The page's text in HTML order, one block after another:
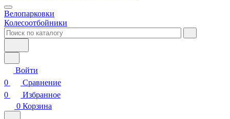
Велопарковки
Колесоотбойники
Войти
0
Сравнение
0
Избранное
0 Корзина